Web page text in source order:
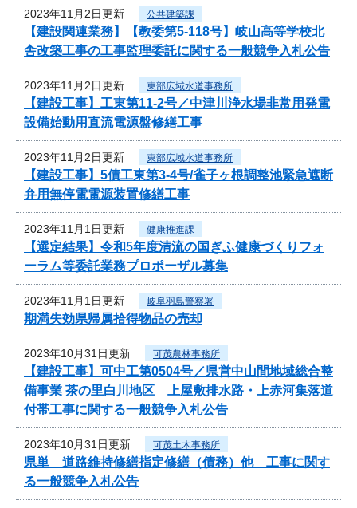
2023年11月2日更新 公共建築課
【建設関連業務】【教委第5-118号】岐山高等学校北
舎改築工事の工事監理委託に関する一般競争入札公告
2023年11月2日更新 東部広域水道事務所
【建設工事】工東第11-2号／中津川浄水場非常用発電
設備始動用直流電源盤修繕工事
2023年11月2日更新 東部広域水道事務所
【建設工事】5債工東第3-4号/雀子ヶ根調整池緊急遮断
弁用無停電電源装置修繕工事
2023年11月1日更新 健康推進課
【選定結果】令和5年度清流の国ぎふ健康づくりフォ
ーラム等委託業務プロポーザル募集
2023年11月1日更新 岐阜羽島警察署
期満失効県帰属拾得物品の売却
2023年10月31日更新 可茂農林事務所
【建設工事】可中工第0504号／県営中山間地域総合整
備事業 茶の里白川地区 上屋敷排水路・上赤河集落道
付帯工事に関する一般競争入札公告
2023年10月31日更新 可茂土木事務所
県単 道路維持修繕指定修繕（債務）他 工事に関す
る一般競争入札公告